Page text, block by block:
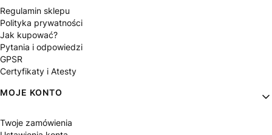
Regulamin sklepu
Polityka prywatności
Jak kupować?
Pytania i odpowiedzi
GPSR
Certyfikaty i Atesty
MOJE KONTO
Twoje zamówienia